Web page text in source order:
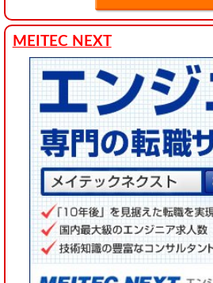
MEITEC NEXT